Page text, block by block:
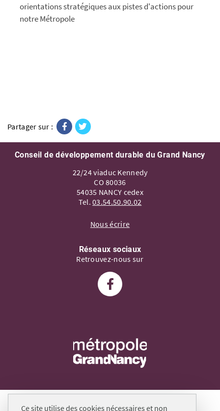
Ce site utilise des cookies nécessaires et non
orientations stratégiques aux pistes d'actions pour
notre Métropole
Partager sur : Facebook
Conseil de développement durable du Grand Nancy
22/24 viaduc Kennedy
CO 80036
54035 NANCY cedex
Tel.03.54.50.90.02
Nous écrire
Réseaux sociaux
Retrouvez-nous sur
Suivez-nous sur Facebook
Plan du site